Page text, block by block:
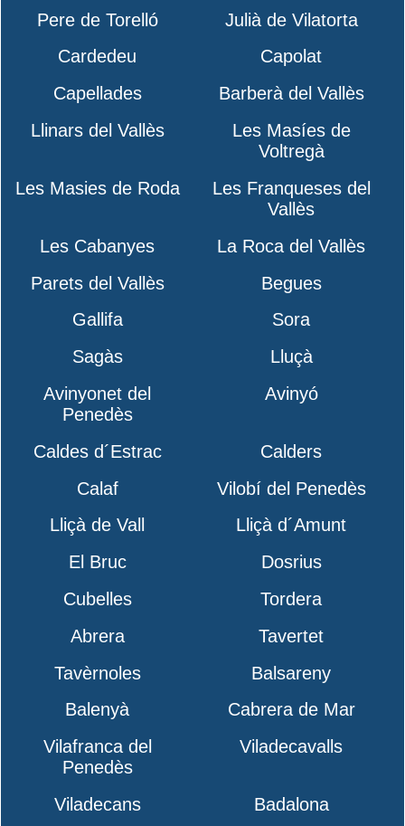
Pere de Torelló
Julià de Vilatorta
Cardedeu
Capolat
Capellades
Barberà del Vallès
Llinars del Vallès
Les Masíes de
Voltregà
Les Masies de Roda
Les Franqueses del
Vallès
Les Cabanyes
La Roca del Vallès
Parets del Vallès
Begues
Gallifa
Sora
Sagàs
Lluçà
Avinyonet del
Penedès
Avinyó
Caldes d´Estrac
Calders
Calaf
Vilobí del Penedès
Lliçà de Vall
Lliçà d´Amunt
El Bruc
Dosrius
Cubelles
Tordera
Abrera
Tavertet
Tavèrnoles
Balsareny
Balenyà
Cabrera de Mar
Vilafranca del
Penedès
Viladecavalls
Viladecans Badalona